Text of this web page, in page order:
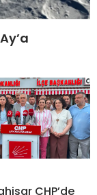
CHP’de